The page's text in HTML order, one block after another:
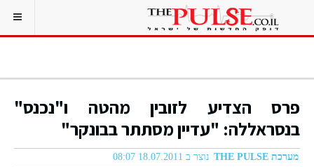
פרס הצדיע לזובין מהטה ו"נכנס"
בנסראללה: "עדיין מסתתר בבונקר"
מערכת THE PULSE נוצר ב 18.07.2011 08:07